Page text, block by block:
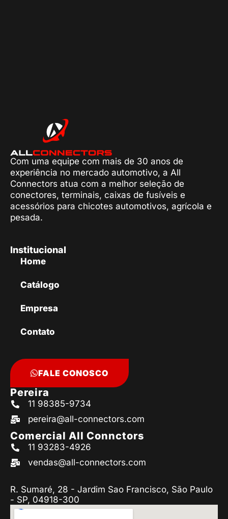
Com uma equipe com mais de 30 anos de
experiência no mercado automotivo, a All
Connectors atua com a melhor seleção de
conectores, terminais, caixas de fusíveis e
acessórios para chicotes automotivos, agrícola e
pesada.
Institucional
Home
Catálogo
Empresa
Contato
FALE CONOSCO
Pereira
11 98385-9734
pereira@all-connectors.com
Comercial All Connctors
11 93283-4926
vendas@all-connectors.com
R. Sumaré, 28 - Jardim Sao Francisco, São Paulo
- SP, 04918-300